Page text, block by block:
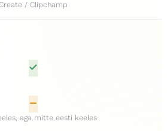
/ Clipchamp
aga mitte eesti keeles